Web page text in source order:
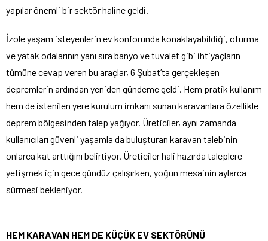
yapılar önemli bir sektör haline geldi.
İzole yaşam isteyenlerin ev konforunda konaklayabildiği, oturma
ve yatak odalarının yanı sıra banyo ve tuvalet gibi ihtiyaçların
tümüne cevap veren bu araçlar, 6 Şubat’ta gerçekleşen
depremlerin ardından yeniden gündeme geldi. Hem pratik kullanım
hem de istenilen yere kurulum imkanı sunan karavanlara özellikle
deprem bölgesinden talep yağıyor. Üreticiler, aynı zamanda
kullanıcıları güvenli yaşamla da buluşturan karavan talebinin
onlarca kat arttığını belirtiyor. Üreticiler hali hazırda taleplere
yetişmek için gece gündüz çalışırken, yoğun mesainin aylarca
sürmesi bekleniyor.
HEM KARAVAN HEM DE KÜÇÜK EV SEKTÖRÜNÜ